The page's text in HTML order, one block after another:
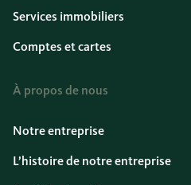
Services immobiliers
Comptes et cartes
À propos de nous
Notre entreprise
L’histoire de notre entreprise